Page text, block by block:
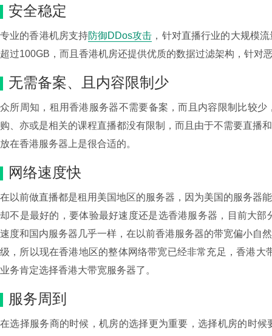
安全稳定
专业的香港机房支持防御DDos攻击 ，针对直播行业的大规模
超过100GB，而且香港机房还提供优质的数据过滤架构，针对
无需备案、且内容限制少
众所周知，租用香港服务器不需要备案，而且内容限制比较
购、亦或是相关的课程直播都没有限制，而且由于不需要直播
放在香港服务器上是很合适的。
网络速度快
在以前做直播都是租用美国地区的服务器，因为美国的服务器
却不是最好的，要体验最好速度还是选香港服务器，目前大
速度和国内服务器几乎一样，在以前香港服务器的带宽偏小自
级，所以现在香港地区的整体网络带宽已经非常充足，香港
业务肯定选择香港大带宽服务器了。
服务周到
在选择服务商的时候，机房的选择更为重要，选择机房的时